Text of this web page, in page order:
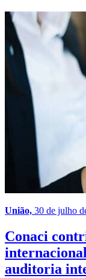
União, 30 de julho
Conaci
auditoria